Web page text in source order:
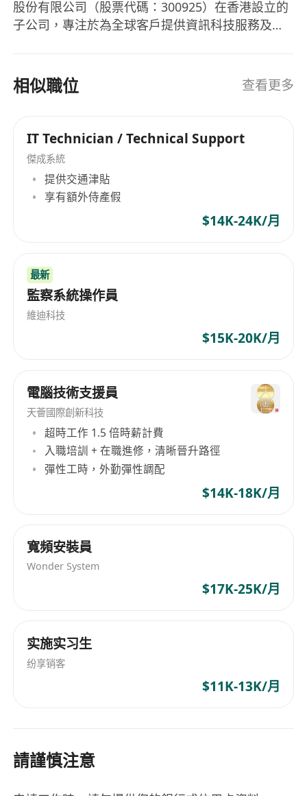
股份有限公司（股票代碼：300925）在香港設立的
子公司，專注於為全球客戶提供資訊科技服務及數
業經驗，致力為亞太區及全球客戶提供高效益的數
碼轉型服務，協助企業應對技術挑戰，推動業務創
相似職位 查看更多
IT Technician / Technical Support
傑成系統
提供交通津貼
享有額外侍產假
$14K-24K/月
最新
監察系統操作員
維迪科技
$15K-20K/月
電腦技術支援員
天薈國際創新科技
超時工作 1.5 倍時薪計費
入職培訓 + 在職進修，清晰晉升路徑
彈性工時，外勤彈性調配
$14K-18K/月
寬頻安裝員
Wonder System
$17K-25K/月
实施实习生
纷享销客
$11K-13K/月
請謹慎注意